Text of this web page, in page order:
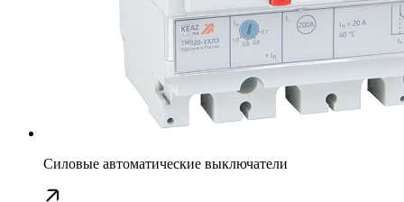
Силовые автоматические выключатели